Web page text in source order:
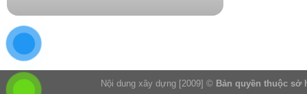
Nội dung xây dựng [2009] © Bản quyền thuộc sở